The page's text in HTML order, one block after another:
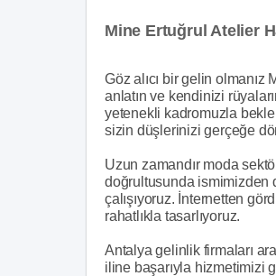
Mine Ertuğrul Atelier
Göz alıcı bir gelin
anlatın ve kendinizi
yetenekli kadromuzla
sizin düşlerinizi gerçeğe
Uzun zamandır moda
doğrultusunda ismimizden
çalışıyoruz. İnternetten
rahatlıkla tasarlıyoruz.
Antalya gelinlik firmaları
iline başarıyla hizmetimizi